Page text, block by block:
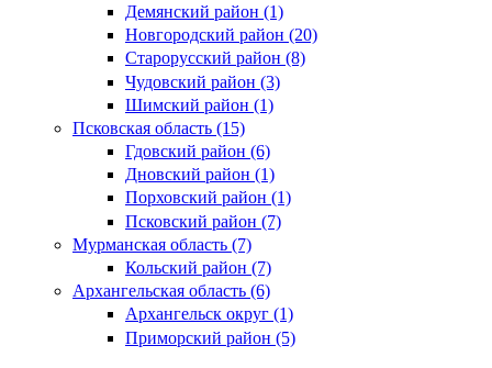
Демянский район (1)
Новгородский район (20)
Старорусский район (8)
Чудовский район (3)
Шимский район (1)
Псковская область (15)
Гдовский район (6)
Дновский район (1)
Порховский район (1)
Псковский район (7)
Мурманская область (7)
Кольский район (7)
Архангельская область (6)
Архангельск округ (1)
Приморский район (5)